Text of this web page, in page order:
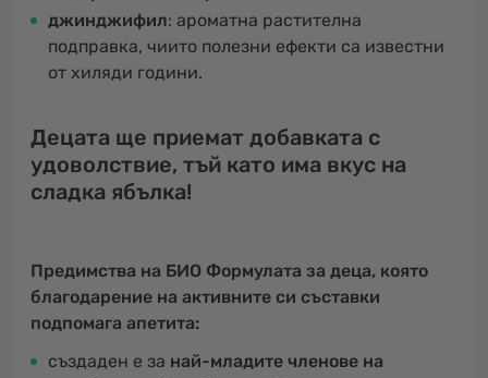
джинджифил: ароматна растителна
подправка, чиито полезни ефекти са известни
от хиляди години.
Децата ще приемат добавката с
удоволствие, тъй като има вкус на
сладка ябълка!
Предимства на БИО Формулата за деца, която
благодарение на активните си съставки
подпомага апетита:
създаден е за най-младите членове на